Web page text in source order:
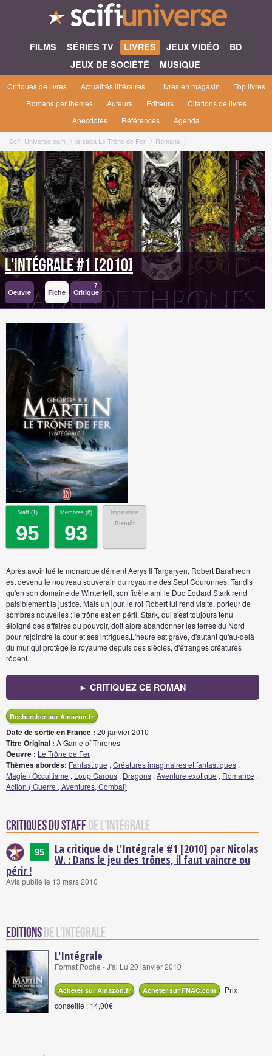
FILMS SÉRIES TV LIVRES JEUX VIDÉO
BD
JEUX DE SOCIÉTÉ
MUSIQUE
Critiques de livres Actualités littéraires Livres en magasin
Top livres
Romans par thèmes
Auteurs Editeurs
Citations de livres
Anecdotes
Références Agenda
Scifi-Universe.com la saga Le Trône de Fer
Romans
L'Intégrale #1 [2010]
L'Intégrale #1 [2010]
Oeuvre Fiche Critique
7
Staff (1)
95
Membres (6)
93
Impatience
Bientôt
Après avoir tué le monarque dément Aerys II Targaryen, Robert Baratheon
est devenu le nouveau souverain du royaume des Sept Couronnes. Tandis
qu'en son domaine de Winterfell, son fidèle ami le Duc Eddard Stark rend
paisiblement la justice. Mais un jour, le roi Robert lui rend visite, porteur de
sombres nouvelles : le trône est en péril. Stark, qui s'est toujours tenu
éloigné des affaires du pouvoir, doit alors abandonner les terres du Nord
pour rejoindre la cour et ses intrigues.L'heure est grave, d'autant qu'au-delà
du mur qui protège le royaume depuis des siècles, d'étranges créatures
rôdent...
► CRITIQUEZ CE ROMAN
Rechercher sur Amazon.fr
Date de sortie en France : 20 janvier 2010
Titre Original : A Game of Thrones
Oeuvre : Le Trône de Fer
Thèmes abordés: Fantastique , Créatures imaginaires et fantastiques ,
Magie / Occultisme , Loup Garous , Dragons , Aventure exotique , Romance ,
Action ( Guerre , Aventures, Combat)
Critiques du staffde L'Intégrale
95 La critique de L'Intégrale #1 [2010] par Nicolas
W. : Dans le jeu des trônes, il faut vaincre ou
périr !
Avis publié le 13 mars 2010
Editionsde L'Intégrale
L'Intégrale
Format Poche - J'ai Lu 20 janvier 2010
Acheter sur Amazon.fr Acheter sur FNAC.com
Prix
conseillé : 14,00€